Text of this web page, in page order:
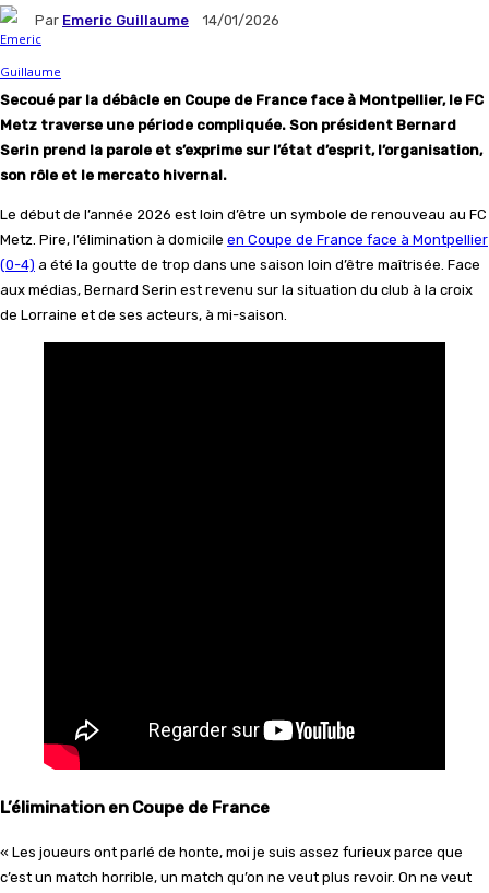
Par Emeric Guillaume 14/01/2026
Secoué par la débâcle en Coupe de France face à Montpellier, le FC
Metz traverse une période compliquée. Son président Bernard
Serin prend la parole et s’exprime sur l’état d’esprit, l’organisation,
son rôle et le mercato hivernal.
Le début de l’année 2026 est loin d’être un symbole de renouveau au FC
Metz. Pire, l’élimination à domicile en Coupe de France face à Montpellier
(0-4) a été la goutte de trop dans une saison loin d’être maîtrisée. Face
aux médias, Bernard Serin est revenu sur la situation du club à la croix
de Lorraine et de ses acteurs, à mi-saison.
L’élimination en Coupe de France
« Les joueurs ont parlé de honte, moi je suis assez furieux parce que
c’est un match horrible, un match qu’on ne veut plus revoir. On ne veut